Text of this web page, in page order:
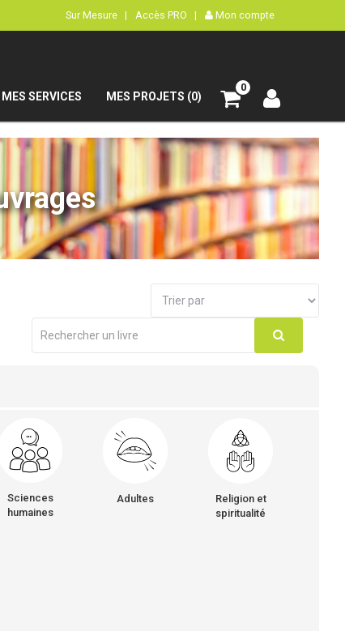
Sur Mesure | Accès PRO | Mon compte
MES SERVICES MES PROJETS (0)
0
Sciences
humaines
Adultes
Religion et
spiritualité